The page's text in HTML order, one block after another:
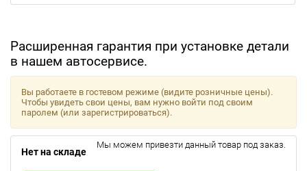
Расширенная гарантия при установке детали
в нашем автосервисе.
Вы работаете в гостевом режиме (видите розничные цены).
Чтобы увидеть свои цены, вам нужно войти под своим
паролем (или зарегистрироваться).
Нет на складе
Мы можем привезти данный товар под заказ.